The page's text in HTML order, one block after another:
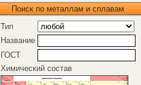
Поиск по металлам и сплавам
Тип
Название
ГОСТ
Химический состав